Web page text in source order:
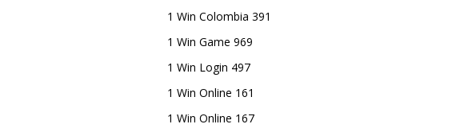
1 Win Colombia 391
1 Win Game 969
1 Win Login 497
1 Win Online 161
1 Win Online 167